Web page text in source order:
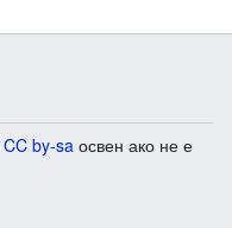
by-saосвен ако не е